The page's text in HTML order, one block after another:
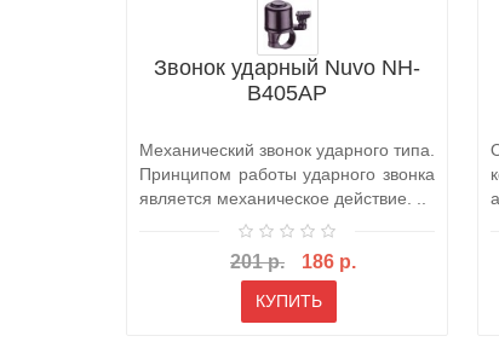
Звонок ударный Nuvo NH-
B405AP
Механический звонок ударного типа.
Принципом работы ударного звонка
является механическое действие. ..
201 р. 186 р.
КУПИТЬ